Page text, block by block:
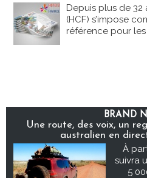
Depuis plus de 32
(HCF) s’impose
référence pour
BRAND
Une route, des voix, un
australien en
À
suivra
5